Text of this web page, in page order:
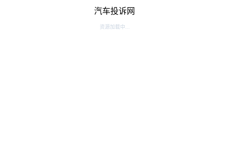
汽车投诉网
资源加载中...